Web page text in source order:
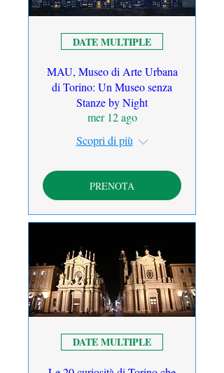
DATE MULTIPLE
MAU, Museo di Arte Urbana
di Torino: Un Museo senza
Stanze by Night
mer 12 ago
Scopri di più
PRENOTA
DATE MULTIPLE